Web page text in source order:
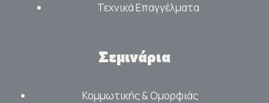
Τεχνικά Επαγγέλματα
Σεμινάρια
Κομμωτικής & Ομορφιάς